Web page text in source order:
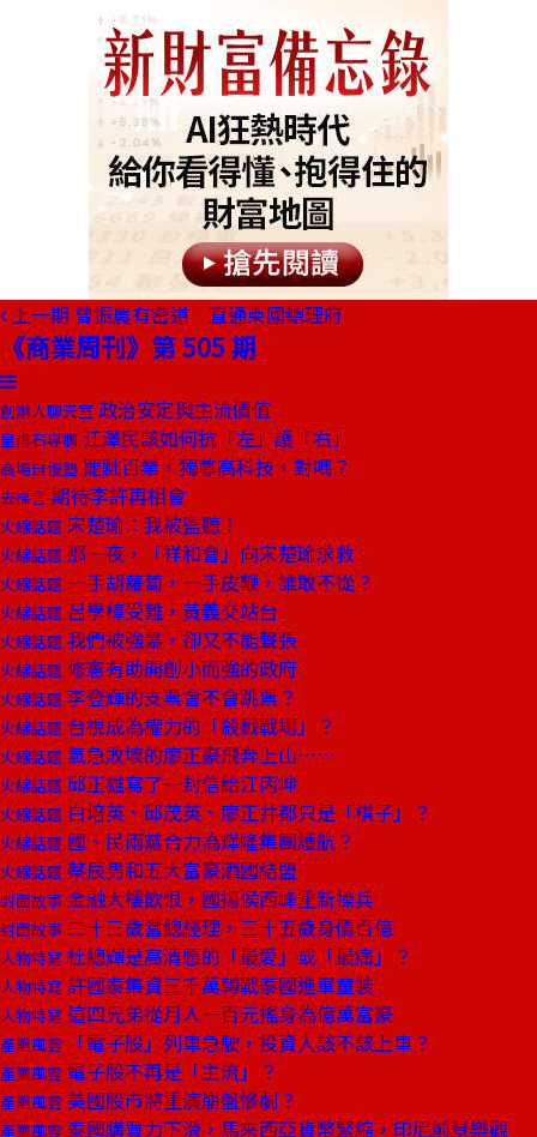
上一期 曾振農有密道 直通柬國總理府
《商業周刊》第 505 期
創辦人聊天室 政治安定與主流價值
皇甫石專欄 江澤民該如何抗「左」護「右」
商場自慢塾 罷黜百業，獨尊高科技，對嗎？
去梯言 期待李許再相會
火線話題 宋楚瑜：我被監聽！
火線話題 那一夜，「祥和會」向宋楚瑜求救
火線話題 一手胡蘿蔔，一手皮鞭，誰敢不從？
火線話題 呂學樟受難，黃義交站台
火線話題 我們被強暴，卻又不能聲張
火線話題 修憲有助開創小而強的政府
火線話題 李登輝的支票會不會跳票？
火線話題 台視成為權力的「殺戮戰場」？
火線話題 氣急敗壞的廖正豪飛奔上山……
火線話題 邱正雄寫了一封信給江丙坤
火線話題 白培英、邱茂英、廖正井都只是「棋子」？
火線話題 國、民兩黨合力為燁隆集團護航？
火線話題 蔡辰男和五大富豪酒國結盟
封面故事 金融大樓飲恨，國揚侯西峰重新操兵
封面故事 二十三歲當總經理，三十五歲身價百億
人物特寫 杜總輝是高清愿的「最愛」或「最痛」？
人物特寫 許國泰集資三千萬轉戰泰國進軍童裝
人物特寫 這四兄弟從月入一百元搖身為億萬富豪
產業風雲 「電子股」列車急駛，投資人該不該上車？
產業風雲 電子股不再是「主流」？
產業風雲 美國股市將重演崩盤慘劇？
產業風雲 泰國購買力下滑，馬來西亞貨幣緊縮，印尼前景樂觀